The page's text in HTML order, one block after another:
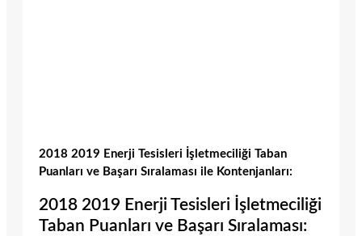
2018 2019 Enerji Tesisleri İşletmeciliği Taban
Puanları ve Başarı Sıralaması ile Kontenjanları:
2018 2019 Enerji Tesisleri İşletmeciliği
Taban Puanları ve Başarı Sıralaması: